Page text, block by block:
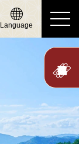
Language